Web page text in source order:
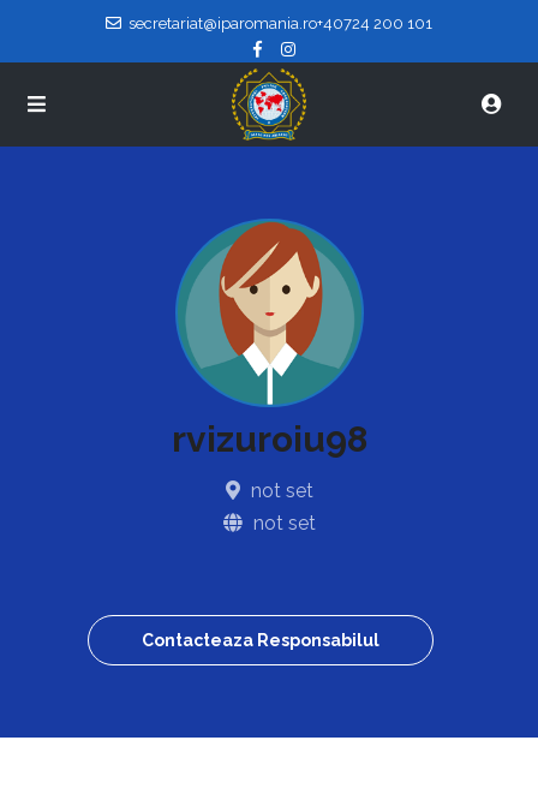
secretariat@iparomania.ro+40724 200 101
rvizuroiu98
not set
not set
Contacteaza Responsabilul